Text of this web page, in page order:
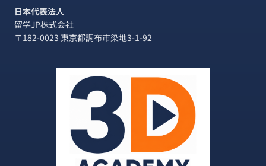
5
選
日本代表法人
留学JP株式会社
〒182-0023 東京都調布市染地3-1-92